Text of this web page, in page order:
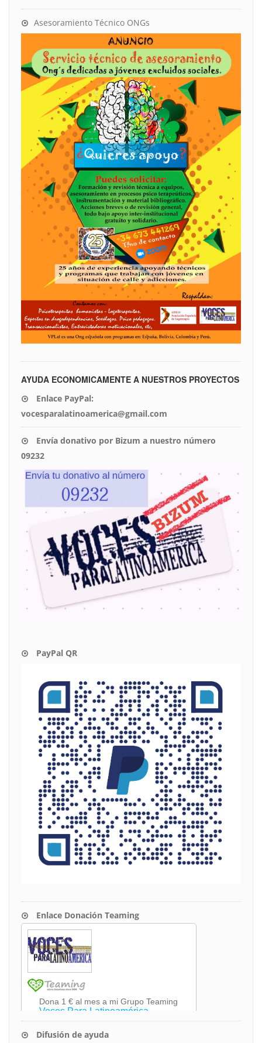
Asesoramiento Técnico ONGs
AYUDA ECONOMICAMENTE A NUESTROS PROYECTOS
Enlace PayPal:
vocesparalatinoamerica@gmail.com
Envía donativo por Bizum a nuestro número
09232
PayPal QR
Enlace Donación Teaming
Difusión de ayuda